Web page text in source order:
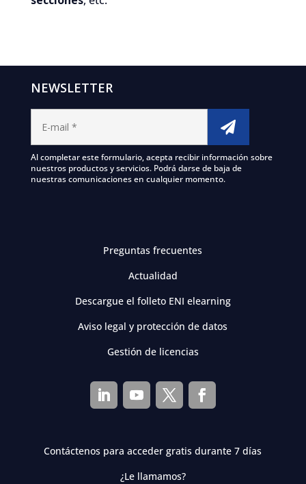
NEWSLETTER
Al completar este formulario, acepta recibir información sobre
nuestros productos y servicios. Podrá darse de baja de
nuestras comunicaciones en cualquier momento.
Preguntas frecuentes
Actualidad
Descargue el folleto ENI elearning
Aviso legal y protección de datos
Gestión de licencias
Contáctenos para acceder gratis durante 7 días
¿Le llamamos?